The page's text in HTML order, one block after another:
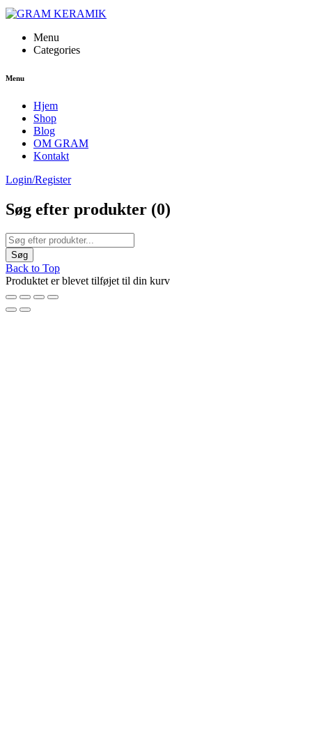
Menu
Categories
Menu
Hjem
Shop
Blog
OM GRAM
Kontakt
Login/Register
Søg efter produkter (0)
Back to Top
Produktet er blevet tilføjet til din kurv